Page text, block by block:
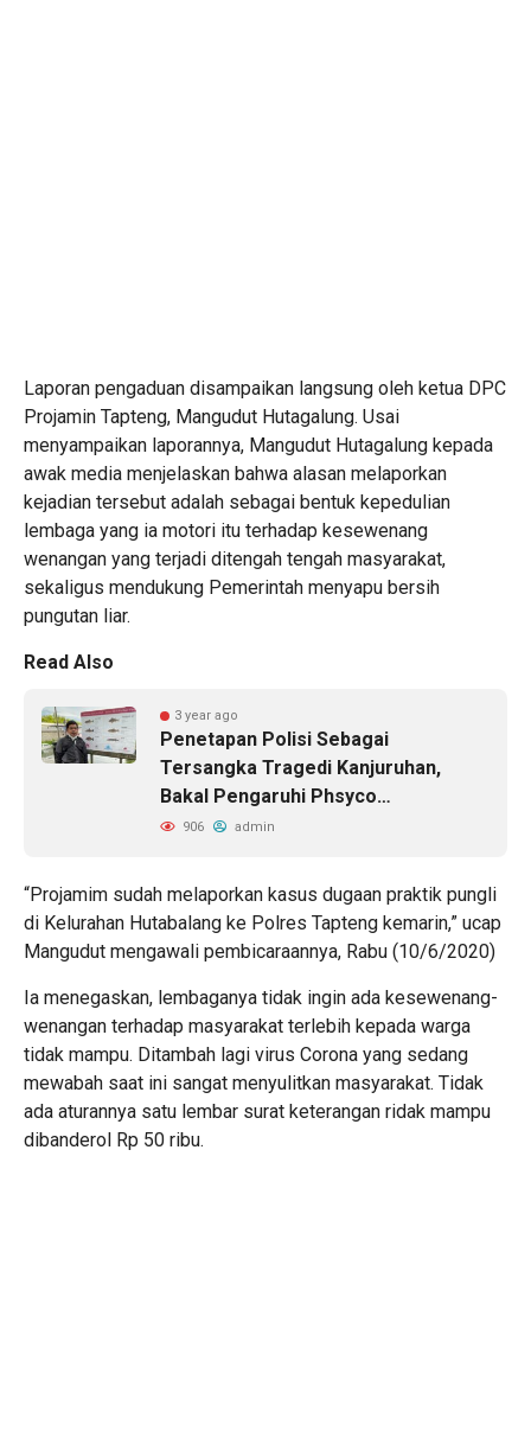
Laporan pengaduan disampaikan langsung oleh ketua DPC
Projamin Tapteng, Mangudut Hutagalung. Usai
menyampaikan laporannya, Mangudut Hutagalung kepada
awak media menjelaskan bahwa alasan melaporkan
kejadian tersebut adalah sebagai bentuk kepedulian
lembaga yang ia motori itu terhadap kesewenang
wenangan yang terjadi ditengah tengah masyarakat,
sekaligus mendukung Pemerintah menyapu bersih
pungutan liar.
Read Also
3 year ago
Penetapan Polisi Sebagai
Tersangka Tragedi Kanjuruhan,
Bakal Pengaruhi Phsyco…
906 admin
“Projamim sudah melaporkan kasus dugaan praktik pungli
di Kelurahan Hutabalang ke Polres Tapteng kemarin,” ucap
Mangudut mengawali pembicaraannya, Rabu (10/6/2020)
Ia menegaskan, lembaganya tidak ingin ada kesewenang-
wenangan terhadap masyarakat terlebih kepada warga
tidak mampu. Ditambah lagi virus Corona yang sedang
mewabah saat ini sangat menyulitkan masyarakat. Tidak
ada aturannya satu lembar surat keterangan ridak mampu
dibanderol Rp 50 ribu.